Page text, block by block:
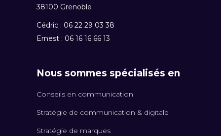
38100 Grenoble
Cédric : 06 22 29 03 38
Ernest : 06 16 16 66 13
Nous sommes spécialisés en
Conseils en communication
Stratégie de communication & digitale
Stratégie de marques